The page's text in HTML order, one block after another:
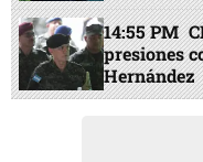
14:55 PM
presiones
Hernández